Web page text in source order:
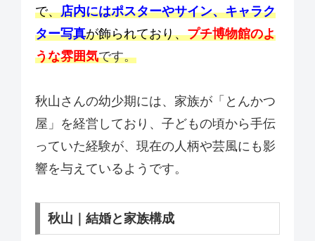
で、店内にはポスターやサイン、キャラク
ター写真が飾られており、プチ博物館のよ
うな雰囲気です。
秋山さんの幼少期には、家族が「とんかつ
屋」を経営しており、子どもの頃から手伝
っていた経験が、現在の人柄や芸風にも影
響を与えているようです。
秋山｜結婚と家族構成